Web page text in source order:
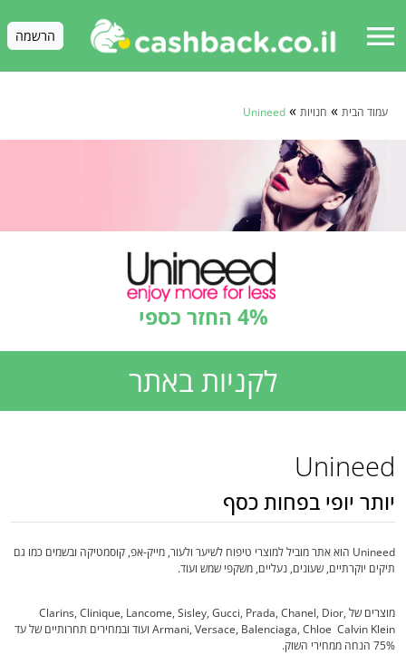
menu הרשמה
עמוד הבית » חנויות »
Unineed
4% החזר כספי
לקניות באתר
Unineed
יותר יופי בפחות כסף
Unineed הוא אתר מוביל למוצרי טיפוח לשיער ולעור, מייק-אפ, קוסמטיקה ובשמים כמו גם
תיקים יוקרתיים, שעונים, נעליים, משקפי שמש ועוד.
מוצרים של Clarins, Clinique, Lancome, Sisley, Gucci, Prada, Chanel, Dior,
Armani, Versace, Balenciaga, Chloe Calvin Klein ועוד ובמחירים תחרותיים של עד
75% הנחה ממחירי השוק.